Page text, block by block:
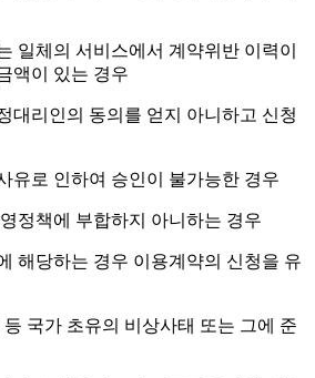
일체의 서비스에서 계약위반 이력이
액이 있는 경우
대리인의 동의를 얻지 아니하고 신청
유로 인하여 승인이 불가능한 경우
정책에 부합하지 아니하는 경우
해당하는 경우 이용계약의 신청을 유
국가 초유의 비상사태 또는 그에 준